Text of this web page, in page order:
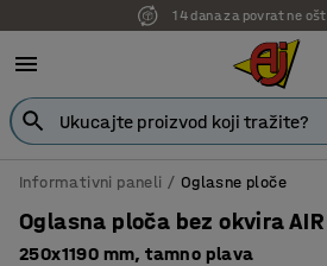
14 dana za povrat ne
Informativni paneli Oglasne ploče
Oglasna ploča bez okvira AIR
250x1190 mm, tamno plava